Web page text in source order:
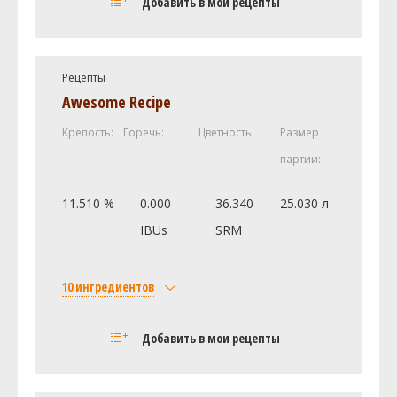
Viking malt Pilsner
Хмель
Теттнангер (Tettnanger)
Шпальтер Селект (Spalter Select)
21 г
Рецепты
Добавить в мои рецепты
Awesome Recipe
Крепость: Горечь: Цветность:
Размер
партии:
11.510 %
0.000
IBUs
36.340
SRM
25.030 л
10 ингредиентов
Viking malt Pilsner